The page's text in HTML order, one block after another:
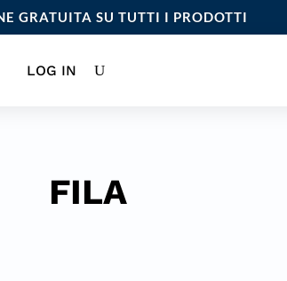
GRATUITA SU TUTTI I PRODOTTI
LOG IN
FILA